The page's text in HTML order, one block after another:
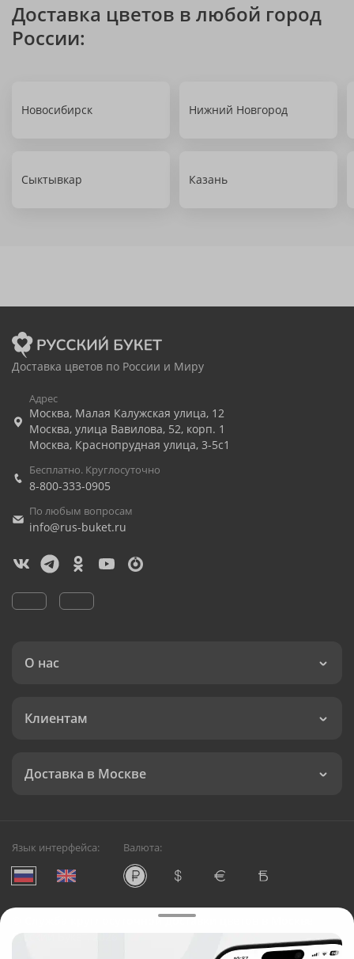
Доставка цветов в любой город
России:
Новосибирск Нижний Новгород
Сыктывкар Казань
Доставка цветов по России и Миру
Адрес
Москва, Малая Калужская улица, 12
Москва, улица Вавилова, 52, корп. 1
Москва, Краснопрудная улица, 3-5с1
Бесплатно. Круглосуточно
8-800-333-0905
По любым вопросам
info@rus-buket.ru
О нас
Клиентам
Доставка в Москве
Язык интерфейса: Валюта:
Служба круглосуточной доставки цветов в Москве
Русский Букет, 2026